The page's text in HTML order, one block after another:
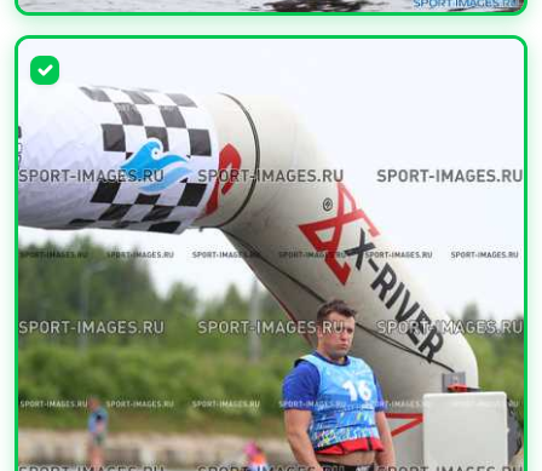
УВЕЛИЧИТЬ